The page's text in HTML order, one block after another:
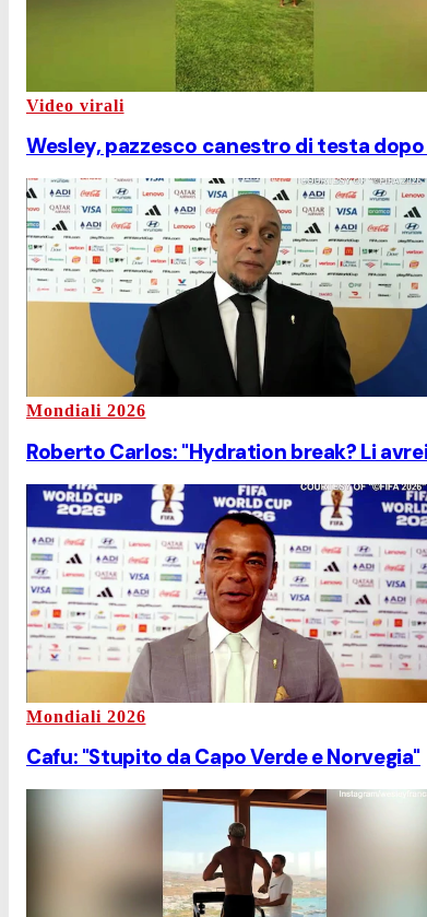
Video virali
Wesley, pazzesco canestro di testa
Mondiali 2026
Roberto Carlos: "Hydration break? Li
Mondiali 2026
Cafu: "Stupito da Capo Verde e Norvegia"